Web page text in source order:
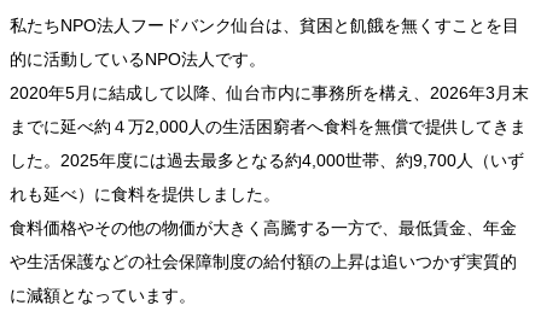
私たちNPO法人フードバンク仙台は、貧困と飢餓を無くすことを目
的に活動しているNPO法人です。
2020年5月に結成して以降、仙台市内に事務所を構え、2026年3月末
までに延べ約４万2,000人の生活困窮者へ食料を無償で提供してきま
した。2025年度には過去最多となる約4,000世帯、約9,700人（いず
れも延べ）に食料を提供しました。
食料価格やその他の物価が大きく高騰する一方で、最低賃金、年金
や生活保護などの社会保障制度の給付額の上昇は追いつかず実質的
に減額となっています。